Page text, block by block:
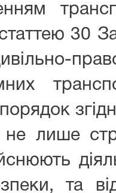
30
не лише
та